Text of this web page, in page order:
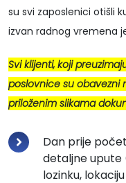
su svi zaposlenici otišli
izvan radnog vremena
Svi klijenti, koji
poslovnice su obavezni
priloženim slikama
Dan prije
detaljne upute
lozinku,